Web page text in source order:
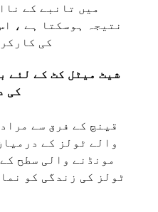
میں تانبے کے
نتیجہ ہوسکتا ہے ،
کی
کی
قینچ کے فرق سے
والے ٹولز کے
مونڈنے والی سطح
ٹولز کی زندگی کو